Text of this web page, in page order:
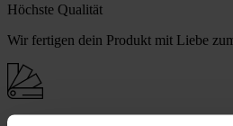
Höchste Qualität
Wir fertigen dein Produkt mit Liebe